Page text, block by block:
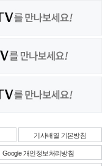
기사배열 기본방침
Google 개인정보처리방침